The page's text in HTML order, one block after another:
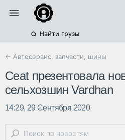
Найти грузы
← Автосервис, запчасти, шины
Ceat презентовала
сельхозшин Vardhan
14:29, 29 Сентября 2020